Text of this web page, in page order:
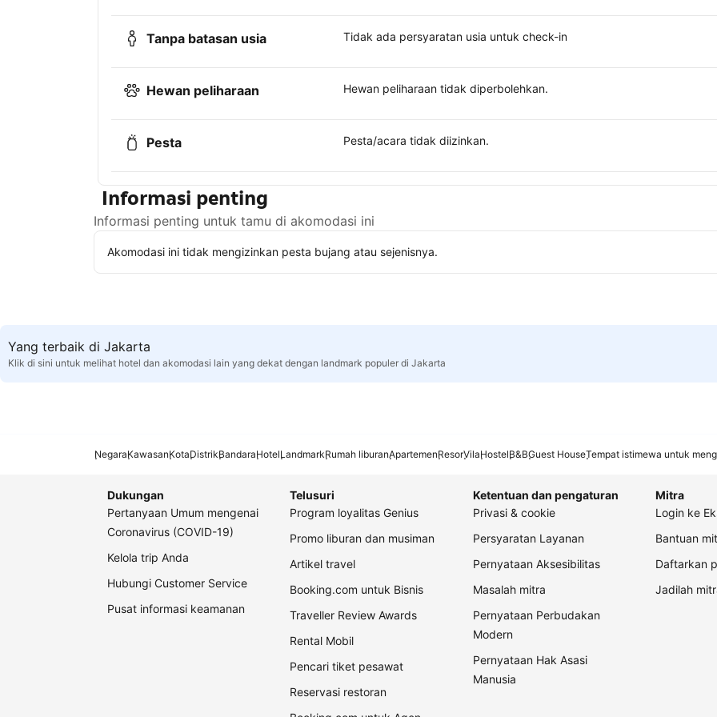
Tanpa batasan usia Tidak ada persyaratan usia untuk check-in
Hewan peliharaan Hewan peliharaan tidak diperbolehkan.
Pesta Pesta/acara tidak diizinkan.
Informasi penting
Informasi penting untuk tamu di akomodasi ini
Akomodasi ini tidak mengizinkan pesta bujang atau sejenisnya.
Yang terbaik di Jakarta
Klik di sini untuk melihat hotel dan akomodasi lain yang dekat dengan landmark populer di Jakarta
NegaraKawasanKotaDistrikBandaraHotelLandmarkRumah liburanApartemenResorVilaHostelB&BGuest HouseTempat istimewa untuk
Dukungan
Pertanyaan Umum mengenai
Coronavirus (COVID-19)
Kelola trip Anda
Hubungi Customer Service
Pusat informasi keamanan
Telusuri
Program loyalitas Genius
Promo liburan dan musiman
Artikel travel
Booking.com untuk Bisnis
Traveller Review Awards
Rental Mobil
Pencari tiket pesawat
Reservasi restoran
Ketentuan dan pengaturan
Privasi & cookie
Persyaratan Layanan
Pernyataan Aksesibilitas
Masalah mitra
Pernyataan Perbudakan
Modern
Pernyataan Hak Asasi
Manusia
Mitra
Login ke
Bantuan
Daftarkan
Jadilah